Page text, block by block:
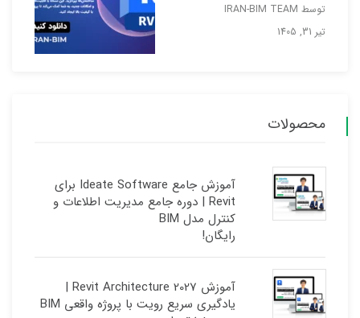
توسط IRAN-BIM TEAM
تیر 31, 1405
محصولات
آموزش جامع Ideate Software برای
Revit | دوره جامع مدیریت اطلاعات و
کنترل مدل BIM
رایگان!
آموزش Revit Architecture 2027 |
یادگیری سریع رویت با پروژه واقعی BIM